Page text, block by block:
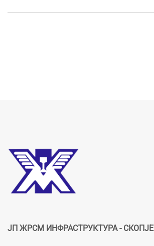
ЈП ЖРСМ ИНФРАСТРУКТУРА - СКОПЈЕ